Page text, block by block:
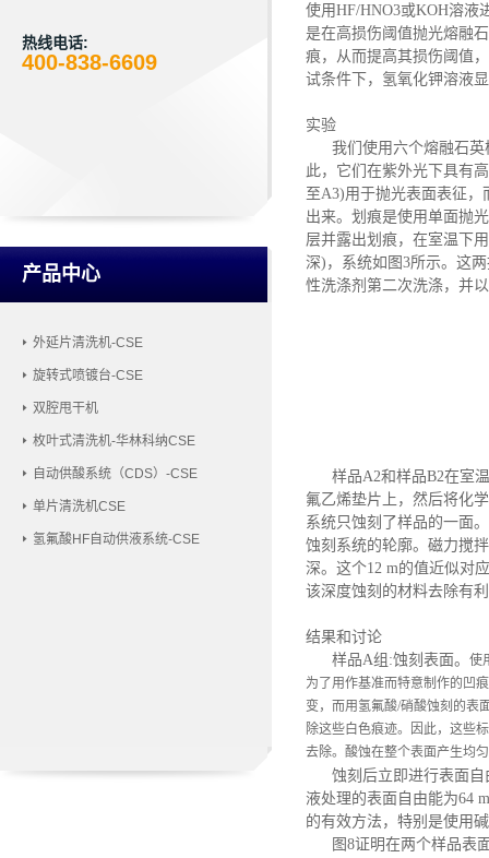
热线电话:
400-838-6609
产品中心
外延片清洗机-CSE
旋转式喷镀台-CSE
双腔甩干机
枚叶式清洗机-华林科纳CSE
自动供酸系统（CDS）-CSE
单片清洗机CSE
氢氟酸HF自动供液系统-CSE
使用HF/HNO3或KOH溶液
是在高损伤阈值抛光熔融
痕，从而提高其损伤阈值
试条件下，氢氧化钾溶液
实验
我们使用六个熔融石英
此，它们在紫外光下具有
至A3)用于抛光表面表征
出来。划痕是使用单面抛
层并露出划痕，在室温下
深)，系统如图3所示。这
性洗涤剂第二次洗涤，并
样品A2和样品B2在室
氟乙烯垫片上，然后将化
系统只蚀刻了样品的一面
蚀刻系统的轮廓。磁力搅
深。这个12 m的值近似对
该深度蚀刻的材料去除有
结果和讨论
样品A组:蚀刻表面。 使
为了用作基准而特意制作的凹
变，而用氢氟酸/硝酸蚀刻的表
除这些白色痕迹。因此，这些
去除。酸蚀在整个表面产生均
蚀刻后立即进行表面自
液处理的表面自由能为64
的有效方法，特别是使用
图8证明在两个样品表